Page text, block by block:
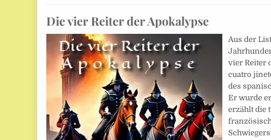
Die vier Reiter der Apokalypse
Aus der
vier Reiter
cuatro
des
Er wurde
erzählt die